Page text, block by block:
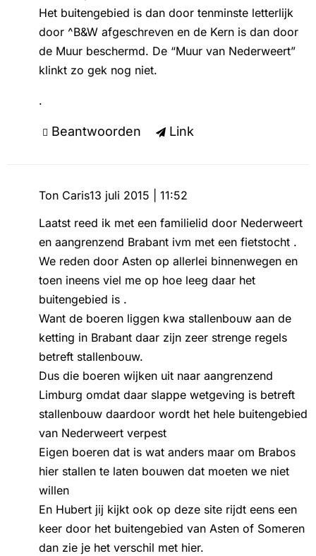
Het buitengebied is dan door tenminste letterlijk
door ^B&W afgeschreven en de Kern is dan door
de Muur beschermd. De “Muur van Nederweert”
klinkt zo gek nog niet.
.
Beantwoorden Link
Ton Caris13 juli 2015 | 11:52
Laatst reed ik met een familielid door Nederweert
en aangrenzend Brabant ivm met een fietstocht .
We reden door Asten op allerlei binnenwegen en
toen ineens viel me op hoe leeg daar het
buitengebied is .
Want de boeren liggen kwa stallenbouw aan de
ketting in Brabant daar zijn zeer strenge regels
betreft stallenbouw.
Dus die boeren wijken uit naar aangrenzend
Limburg omdat daar slappe wetgeving is betreft
stallenbouw daardoor wordt het hele buitengebied
van Nederweert verpest
Eigen boeren dat is wat anders maar om Brabos
hier stallen te laten bouwen dat moeten we niet
willen
En Hubert jij kijkt ook op deze site rijdt eens een
keer door het buitengebied van Asten of Someren
dan zie je het verschil met hier.